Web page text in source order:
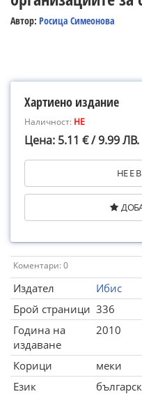
Автор: Росица Симеонова
Хартиено издание
Наличност: НЕ
Цена: 5.11 € / 9.99 ЛВ.
НЕ Е
Коментари: 0
Издател
Ибис
Брой страници 336
Година на
издаване
2010
Корици
меки
Език